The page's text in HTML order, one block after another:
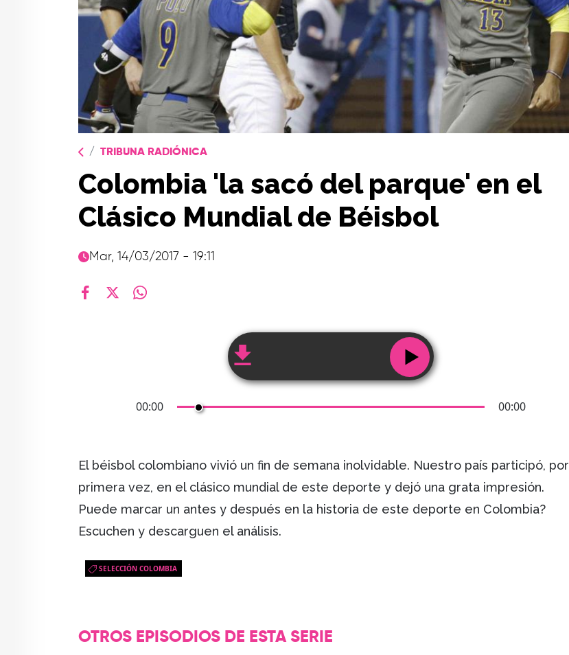
TRIBUNA RADIÓNICA
Colombia 'la sacó del parque' en el
Clásico Mundial de Béisbol
Mar, 14/03/2017 - 19:11
00:00 00:00
El béisbol colombiano vivió un fin de semana inolvidable. Nuestro país participó, por
primera vez, en el clásico mundial de este deporte y dejó una grata impresión.
Puede marcar un antes y después en la historia de este deporte en Colombia?
Escuchen y descarguen el análisis.
SELECCIÓN COLOMBIA
OTROS EPISODIOS DE ESTA SERIE